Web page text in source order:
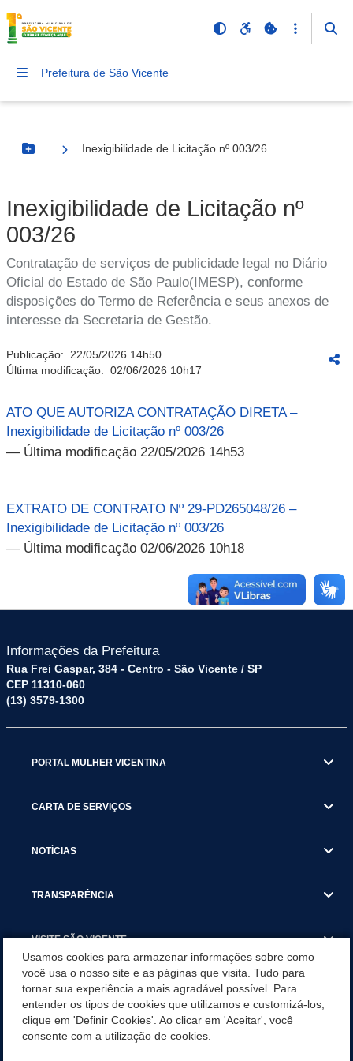
Prefeitura de São Vicente
Botão Menu
Inexigibilidade de Licitação nº 003/26
Inexigibilidade de Licitação nº
003/26
Contratação de serviços de publicidade legal no Diário
Oficial do Estado de São Paulo(IMESP), conforme
disposições do Termo de Referência e seus anexos de
interesse da Secretaria de Gestão.
Publicação: 22/05/2026 14h50
Última modificação: 02/06/2026 10h17
ATO QUE AUTORIZA CONTRATAÇÃO DIRETA –
Inexigibilidade de Licitação nº 003/26
— Última modificação 22/05/2026 14h53
EXTRATO DE CONTRATO Nº 29-PD265048/26 –
Inexigibilidade de Licitação nº 003/26
— Última modificação 02/06/2026 10h18
Informações da Prefeitura
Rua Frei Gaspar, 384 - Centro - São Vicente / SP
CEP 11310-060
(13) 3579-1300
PORTAL MULHER VICENTINA
CARTA DE SERVIÇOS
NOTÍCIAS
TRANSPARÊNCIA
VISITE SÃO VICENTE
SÃO VICENTE REFORÇA REDE DE PROTEÇÃO ÀS MULHERES
DURANTE O AGOSTO LILÁS COM AÇÕES DE
CONSCIENTIZAÇÃO E ACOLHIMENTO
Usamos cookies para armazenar informações sobre como
você usa o nosso site e as páginas que visita. Tudo para
tornar sua experiência a mais agradável possível. Para
entender os tipos de cookies que utilizamos e customizá-los,
clique em 'Definir Cookies'. Ao clicar em 'Aceitar', você
consente com a utilização de cookies.